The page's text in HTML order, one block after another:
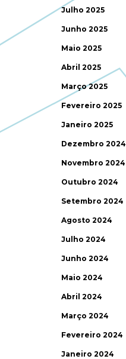
Julho 2025
Junho 2025
Maio 2025
Abril 2025
Março 2025
Fevereiro 2025
Janeiro 2025
Dezembro 2024
Novembro 2024
Outubro 2024
Setembro 2024
Agosto 2024
Julho 2024
Junho 2024
Maio 2024
Abril 2024
Março 2024
Fevereiro 2024
Janeiro 2024